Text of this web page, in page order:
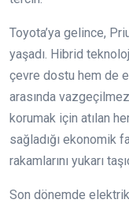
Toyota’ya gelince,
yaşadı. Hibrid
çevre dostu hem de
arasında
korumak için atılan
sağladığı ekonomik
rakamlarını yukarı
Son dönemde